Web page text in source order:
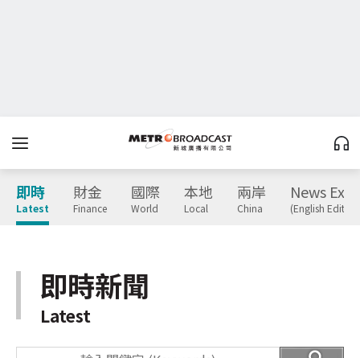
即時
Latest
財金
Finance
國際
World
本地
Local
兩岸
China
News
(English
即時新聞
Latest